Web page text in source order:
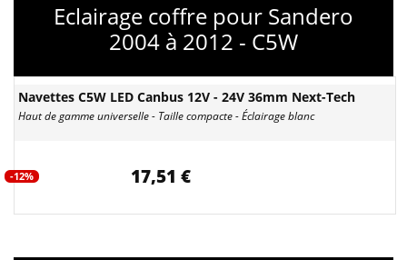
Eclairage coffre pour Sandero
2004 à 2012 - C5W
Navettes C5W LED Canbus 12V - 24V 36mm Next-Tech
Haut de gamme universelle - Taille compacte - Éclairage blanc
-12% 17,51 €